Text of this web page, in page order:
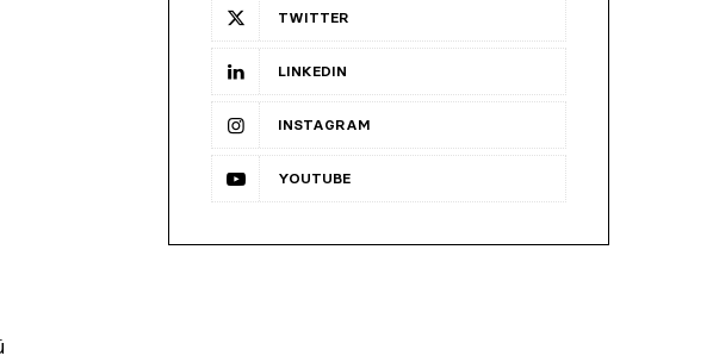
TWITTER
LINKEDIN
INSTAGRAM
YOUTUBE